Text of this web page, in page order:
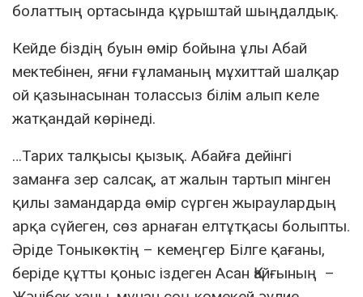
болаттың ортасында құрыштай шыңдалдық.
Кейде біздің буын өмір бойына ұлы Абай
мектебінен, яғни ғұламаның мұхиттай шалқар
ой қазынасынан толассыз білім алып келе
жатқандай көрінеді.
…Тарих талқысы қызық. Абайға дейінгі
заманға зер салсақ, ат жалын тартып мінген
қилы замандарда өмір сүрген жыраулардың
арқа сүйеген, сөз арнаған елтұтқасы болыпты.
Әріде Тоныкөктің – кемеңгер Білге қағаны,
беріде құтты қоныс іздеген Асан Қайғының –